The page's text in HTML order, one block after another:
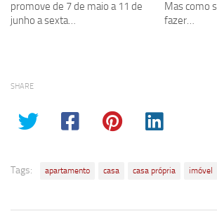
promove de 7 de maio a 11 de
junho a sexta…
Mas como
fazer…
SHARE
Tags: apartamento casa casa própria imóvel